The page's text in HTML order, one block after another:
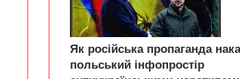
Як російська пропаганда
польський інфопростір